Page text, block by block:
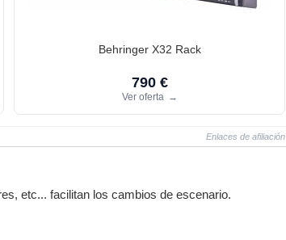
Behringer X32 Rack
790 €
Ver oferta →
Enlaces de afiliación
etc... facilitan los cambios de escenario.